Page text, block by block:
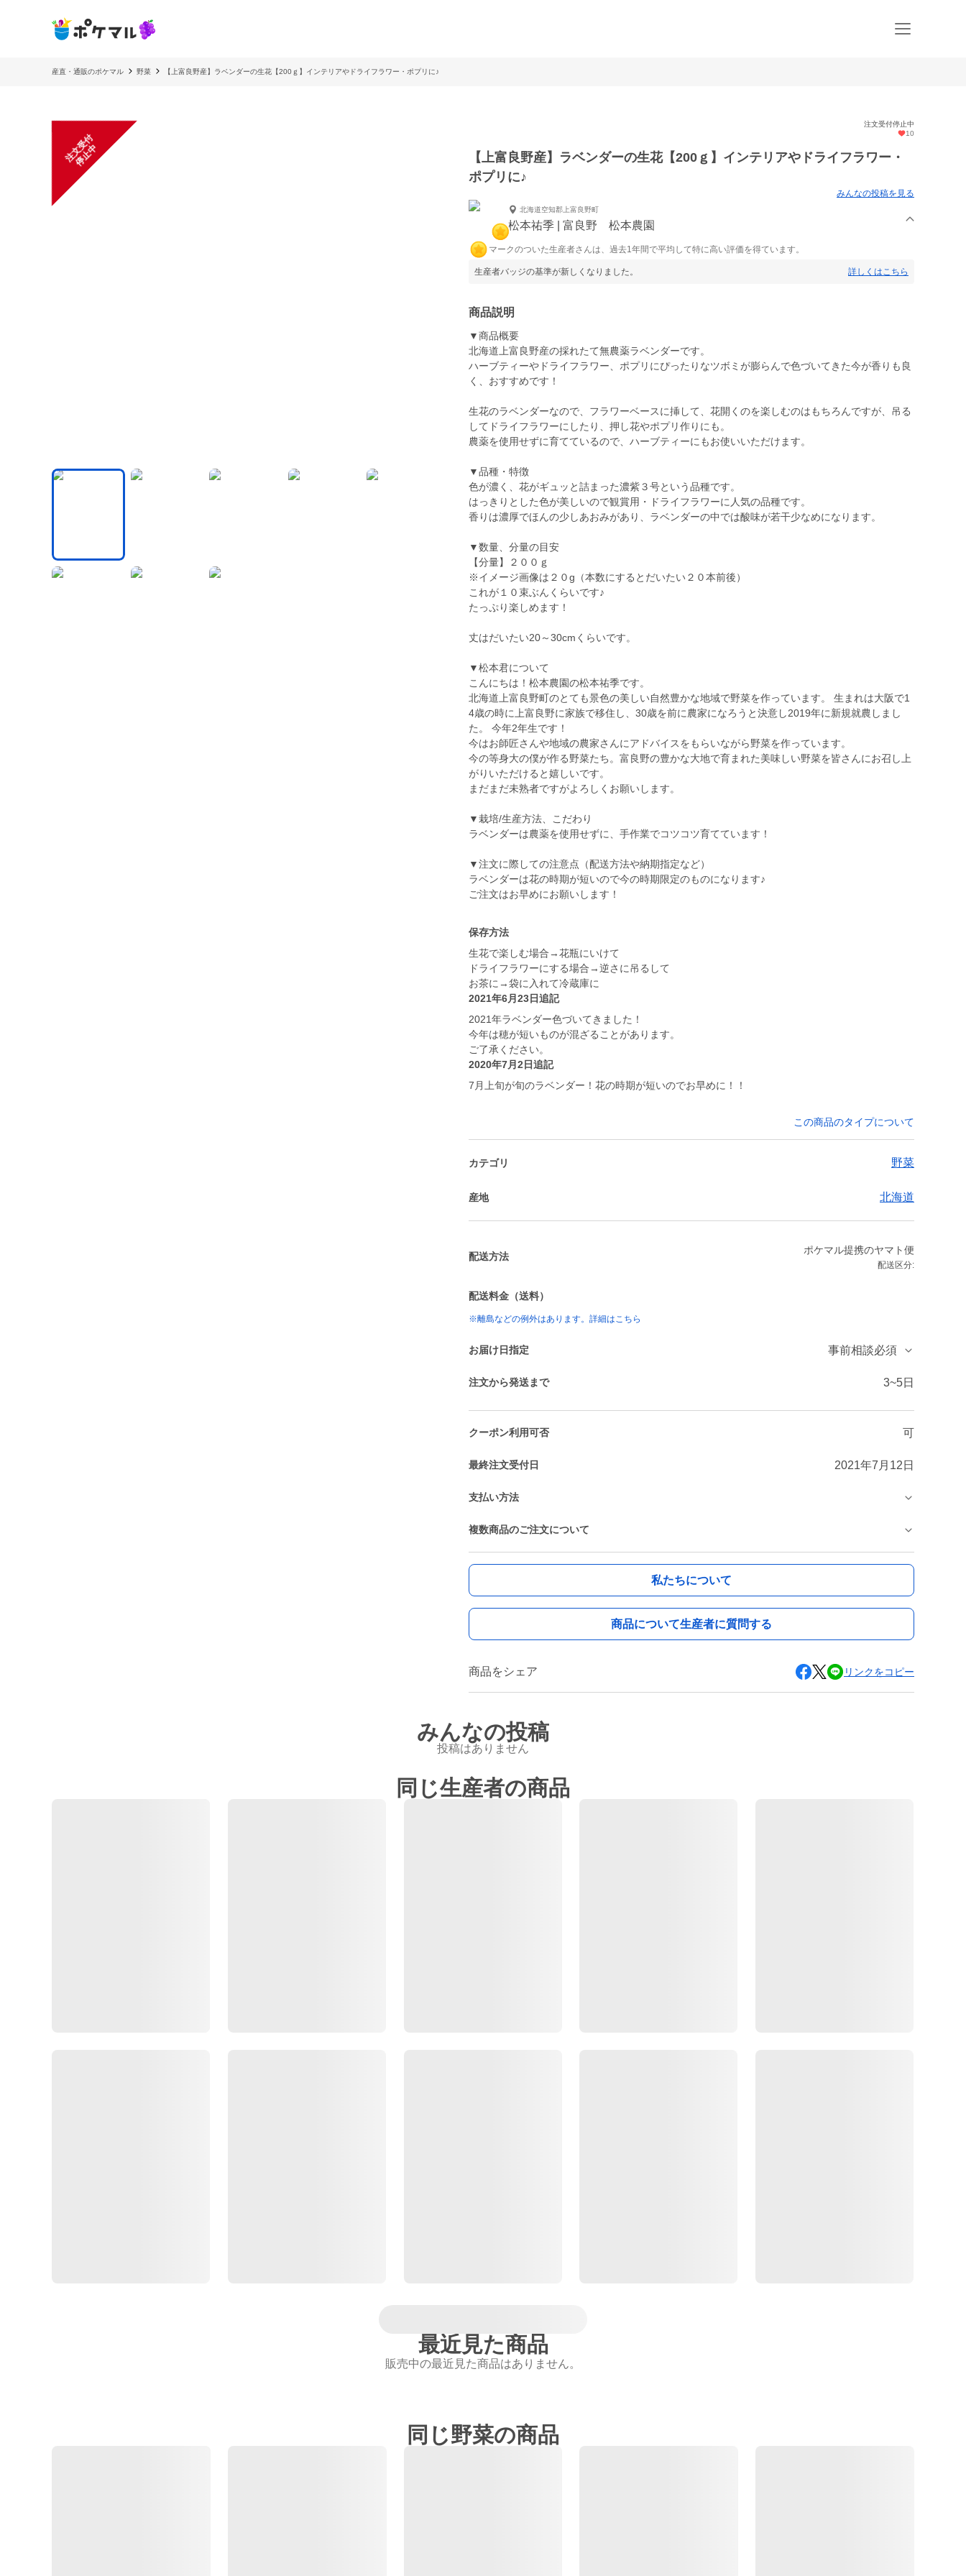
産直・通販のポケマル 野菜 【上富良野産】ラベンダーの生花【200ｇ】インテリアやドライフラワー・ポプリに♪
注
文
受
付
停
止
中
注文受付停止中
10
【上富良野産】ラベンダーの生花【200ｇ】インテリアやドライフラワー・
ポプリに♪
みんなの投稿を見る
北海道空知郡上富良野町
松本祐季 | 富良野 松本農園
マークのついた生産者さんは、過去1年間で平均して特に高い評価を得ています。
生産者バッジの基準が新しくなりました。 詳しくはこちら
商品説明
▼商品概要
北海道上富良野産の採れたて無農薬ラベンダーです。
ハーブティーやドライフラワー、ポプリにぴったりなツボミが膨らんで色づいてきた今が香りも良
く、おすすめです！
生花のラベンダーなので、フラワーベースに挿して、花開くのを楽しむのはもちろんですが、吊る
してドライフラワーにしたり、押し花やポプリ作りにも。
農薬を使用せずに育てているので、ハーブティーにもお使いいただけます。
▼品種・特徴
色が濃く、花がギュッと詰まった濃紫３号という品種です。
はっきりとした色が美しいので観賞用・ドライフラワーに人気の品種です。
香りは濃厚でほんの少しあおみがあり、ラベンダーの中では酸味が若干少なめになります。
▼数量、分量の目安
【分量】２００ｇ
※イメージ画像は２０g（本数にするとだいたい２０本前後）
これが１０束ぶんくらいです♪
たっぷり楽しめます！
丈はだいたい20～30cmくらいです。
▼松本君について
こんにちは！松本農園の松本祐季です。
北海道上富良野町のとても景色の美しい自然豊かな地域で野菜を作っています。 生まれは大阪で1
4歳の時に上富良野に家族で移住し、30歳を前に農家になろうと決意し2019年に新規就農しまし
た。 今年2年生です！
今はお師匠さんや地域の農家さんにアドバイスをもらいながら野菜を作っています。
今の等身大の僕が作る野菜たち。富良野の豊かな大地で育まれた美味しい野菜を皆さんにお召し上
がりいただけると嬉しいです。
まだまだ未熟者ですがよろしくお願いします。
▼栽培/生産方法、こだわり
ラベンダーは農薬を使用せずに、手作業でコツコツ育てています！
▼注文に際しての注意点（配送方法や納期指定など）
ラベンダーは花の時期が短いので今の時期限定のものになります♪
ご注文はお早めにお願いします！
保存方法
生花で楽しむ場合→花瓶にいけて
ドライフラワーにする場合→逆さに吊るして
お茶に→袋に入れて冷蔵庫に
2021年6月23日追記
2021年ラベンダー色づいてきました！
今年は穂が短いものが混ざることがあります。
ご了承ください。
2020年7月2日追記
7月上旬が旬のラベンダー！花の時期が短いのでお早めに！！
この商品のタイプについて
カテゴリ 野菜
産地 北海道
配送方法
ポケマル提携のヤマト便
配送区分:
配送料金（送料）
※離島などの例外はあります。詳細はこちら
お届け日指定 事前相談必須
注文から発送まで 3~5日
クーポン利用可否 可
最終注文受付日 2021年7月12日
支払い方法
複数商品のご注文について
私たちについて
商品について生産者に質問する
商品をシェア リンクをコピー
みんなの投稿
投稿はありません
同じ生産者の商品
最近見た商品
販売中の最近見た商品はありません。
同じ野菜の商品